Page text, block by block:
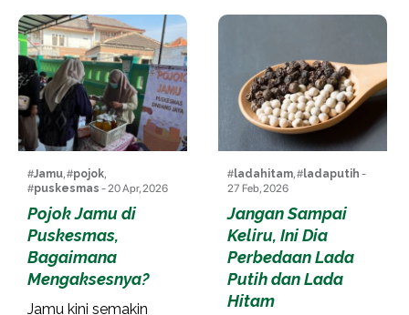
#Jamu, #pojok,
#puskesmas - 20 Apr, 2026
Pojok Jamu di
Puskesmas,
Bagaimana
Mengaksesnya?
Jamu kini semakin
#ladahitam, #ladaputih -
27 Feb, 2026
Jangan Sampai
Keliru, Ini Dia
Perbedaan Lada
Putih dan Lada
Hitam